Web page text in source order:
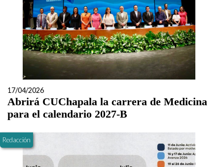
17/04/2026
Abrirá CUChapala la carrera de Medicina
para el calendario 2027-B
Redacción